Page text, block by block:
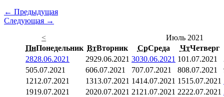
← Предыдущая
Следующая →
<
Июль 2021
ПнПонедельник ВтВторник СрСреда ЧтЧетверг
2828.06.2021 2929.06.2021 3030.06.2021 101.07.2021
505.07.2021 606.07.2021 707.07.2021 808.07.2021
1212.07.2021 1313.07.2021 1414.07.2021 1515.07.2021
1919.07.2021 2020.07.2021 21 21.07.2021 2222.07.2021